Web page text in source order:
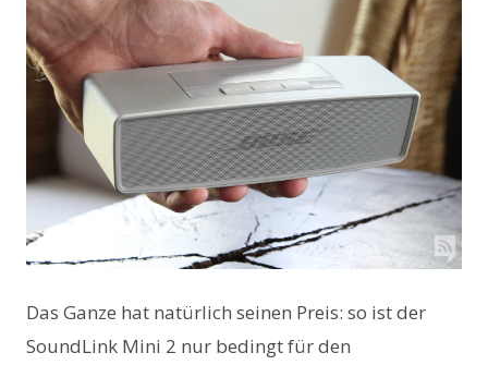
Das Ganze hat natürlich seinen Preis: so ist der
SoundLink Mini 2 nur bedingt für den